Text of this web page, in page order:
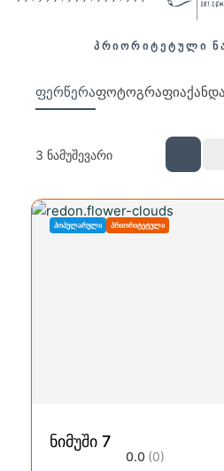
პრიორიტეტული
ფერწერაფოტოგრაფია
3 ნამუშევარი
ᲞᲝᲞᲣᲚᲐᲠᲣᲚᲘ ᲞᲠᲘᲝᲠᲘᲢᲔᲢᲣᲚᲘ
ნიმუში 7
0.0 (0)